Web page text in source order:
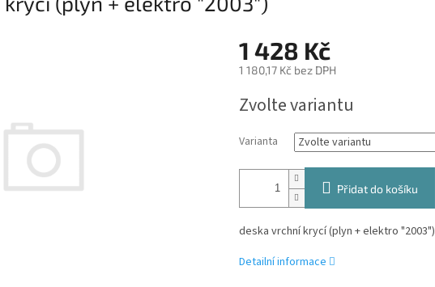
1 428 Kč
1 180,17 Kč bez DPH
cena:
Zvolte variantu
Varianta
Přidat do košíku
deska vrchní krycí (plyn + elektro "2003")
Detailní informace